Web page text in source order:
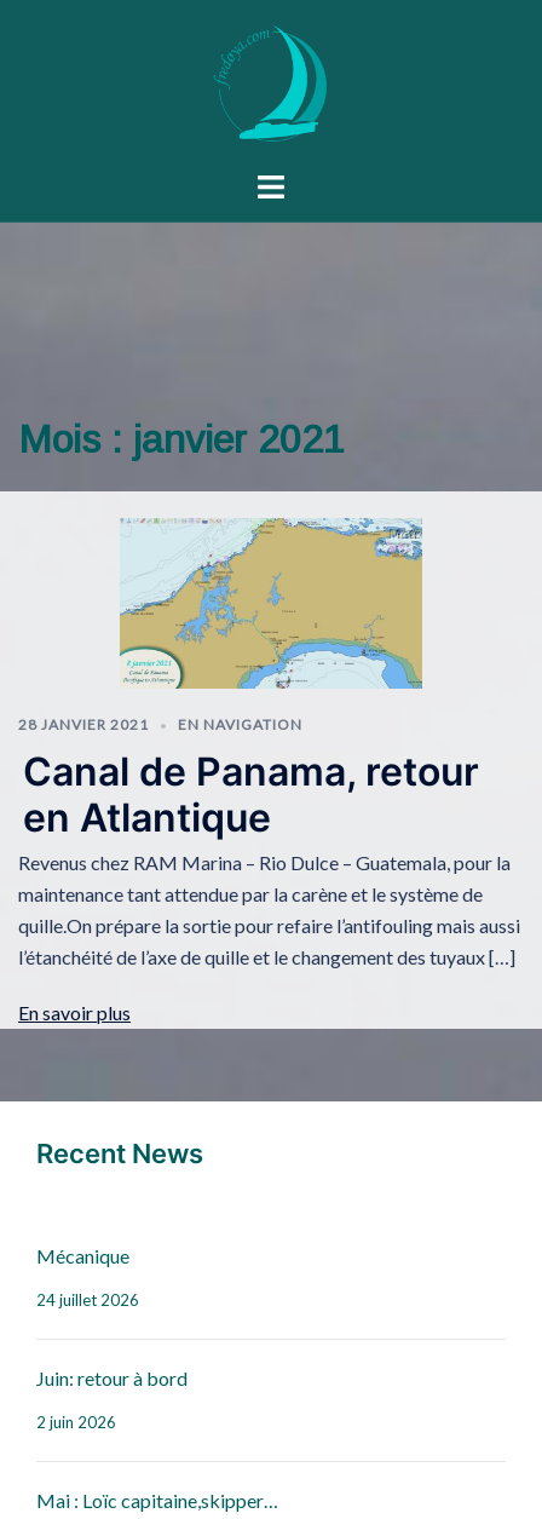
Mois : janvier 2021
28 JANVIER 2021 EN NAVIGATION
Canal de Panama, retour
en Atlantique
Revenus chez RAM Marina – Rio Dulce – Guatemala, pour la
maintenance tant attendue par la carène et le système de
quille.On prépare la sortie pour refaire l’antifouling mais aussi
l’étanchéité de l’axe de quille et le changement des tuyaux […]
En savoir plus
Recent News
Mécanique
24 juillet 2026
Juin: retour à bord
2 juin 2026
Mai : Loïc capitaine,skipper…